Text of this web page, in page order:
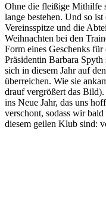
Ohne die fleißige Mithilfe
lange bestehen. Und so
Vereinsspitze und die
Weihnachten bei den
Form eines Geschenks
Präsidentin Barbara
sich in diesem Jahr auf
überreichen. Wie sie
drauf vergrößert das
ins Neue Jahr, das uns
verschont, sodass wir
diesem geilen Klub sind: